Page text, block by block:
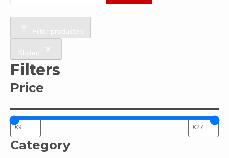
Filter producten
Sluiten
Filters
Price
Category